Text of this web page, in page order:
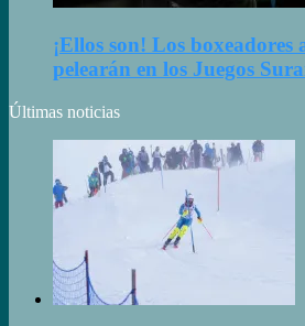
¡Ellos son! Los boxeadores
pelearán en los Juegos
Últimas noticias